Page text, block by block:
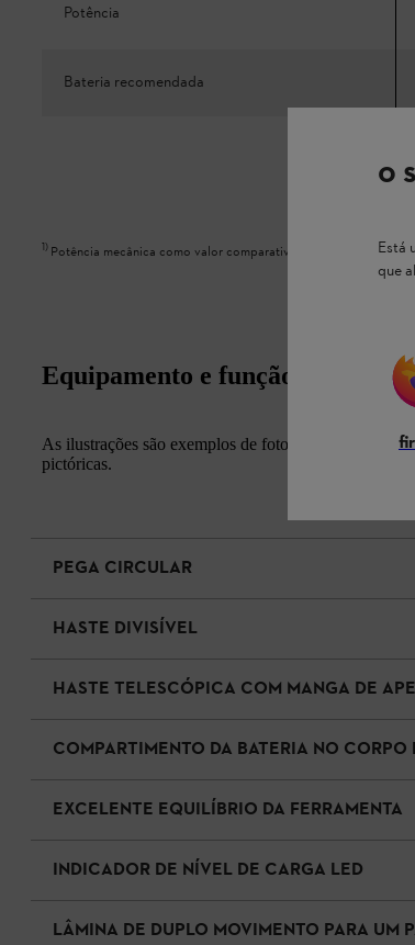
Potência
Bateria recomendada
1) Potência mecânica como valor comparativo em relação a um
Equipamento e função
As ilustrações são exemplos de fotografias. A
pictóricas.
PEGA CIRCULAR
HASTE DIVISÍVEL
HASTE TELESCÓPICA COM MANGA DE
COMPARTIMENTO DA BATERIA NO CORPO
EXCELENTE EQUILÍBRIO DA FERRAMENTA
INDICADOR DE NÍVEL DE CARGA LED
LÂMINA DE DUPLO MOVIMENTO PARA UM
O
Está
que